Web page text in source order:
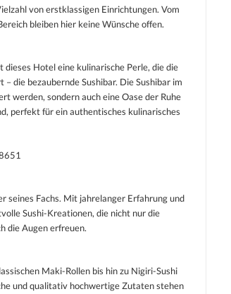
von erstklassigen Einrichtungen. Vom
bleiben hier keine Wünsche offen.
Hotel eine kulinarische Perle, die die
die bezaubernde Sushibar. Die Sushibar im
werden, sondern auch eine Oase der Ruhe
perfekt für ein authentisches kulinarisches
seines Fachs. Mit jahrelanger Erfahrung und
Sushi-Kreationen, die nicht nur die
die Augen erfreuen.
Maki-Rollen bis hin zu Nigiri-Sushi
und qualitativ hochwertige Zutaten stehen